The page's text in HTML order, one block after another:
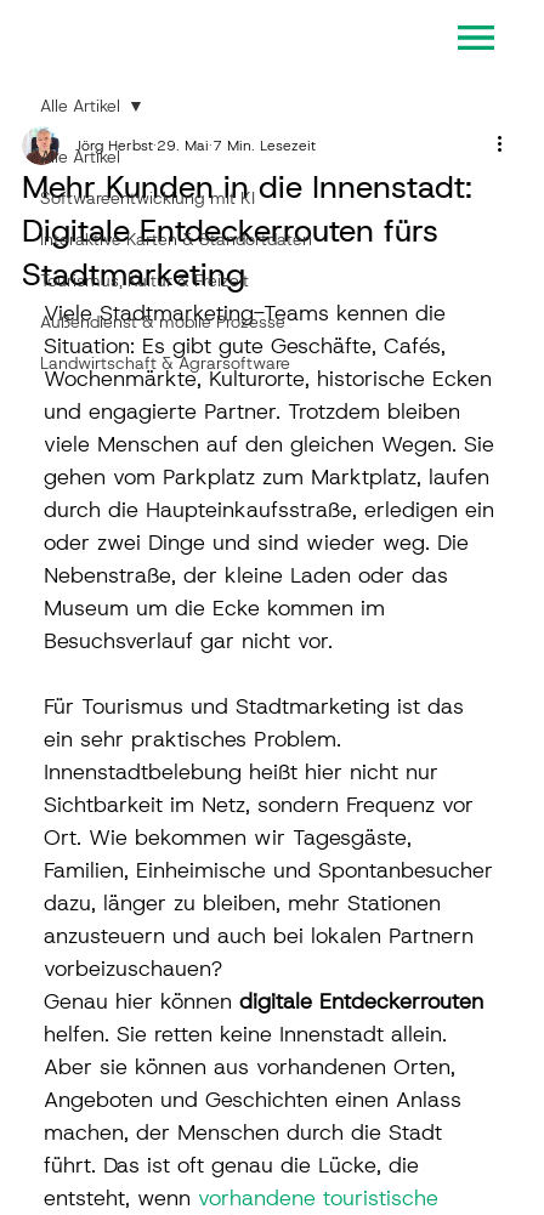
Alle Artikel
Softwareentwicklung mit KI
Interaktive Karten & Standortdaten
Tourismus, Kultur & Freizeit
Außendienst & mobile Prozesse
Landwirtschaft & Agrarsoftware
Alle Artikel
Mehr Kunden in die Innenstadt:
Digitale Entdeckerrouten fürs
Stadtmarketing
Jörg Herbst 29. Mai 7 Min. Lesezeit
Viele Stadtmarketing-Teams kennen die
Situation: Es gibt gute Geschäfte, Cafés,
Wochenmärkte, Kulturorte, historische Ecken
und engagierte Partner. Trotzdem bleiben
viele Menschen auf den gleichen Wegen. Sie
gehen vom Parkplatz zum Marktplatz, laufen
durch die Haupteinkaufsstraße, erledigen ein
oder zwei Dinge und sind wieder weg. Die
Nebenstraße, der kleine Laden oder das
Museum um die Ecke kommen im
Besuchsverlauf gar nicht vor.
Für Tourismus und Stadtmarketing ist das
ein sehr praktisches Problem.
Innenstadtbelebung heißt hier nicht nur
Sichtbarkeit im Netz, sondern Frequenz vor
Ort. Wie bekommen wir Tagesgäste,
Familien, Einheimische und Spontanbesucher
dazu, länger zu bleiben, mehr Stationen
anzusteuern und auch bei lokalen Partnern
vorbeizuschauen?
Genau hier können digitale Entdeckerrouten
helfen. Sie retten keine Innenstadt allein.
Aber sie können aus vorhandenen Orten,
Angeboten und Geschichten einen Anlass
machen, der Menschen durch die Stadt
führt. Das ist oft genau die Lücke, die
entsteht, wenn vorhandene touristische